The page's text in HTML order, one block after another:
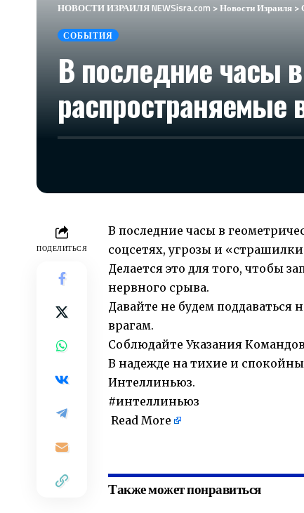
НОВОСТИ ИЗРАИЛЯ NEWSisra.com >Новости Израиля >
СОБЫТИЯ
В последние часы в
распространяемые
ПОДЕЛИТЬСЯ
В последние часы в
соцсетях, угрозы и
Делается это для того, чтобы
нервного срыва.
Давайте не будем
врагам.
Соблюдайте Указания
В надежде на тихие и
Интеллиньюз.
#интеллиньюз
Read More
Также может понравиться